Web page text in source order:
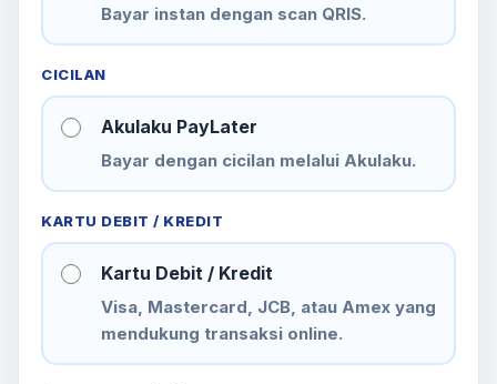
Bayar instan dengan scan QRIS.
CICILAN
Akulaku PayLater
Bayar dengan cicilan melalui Akulaku.
KARTU DEBIT / KREDIT
Kartu Debit / Kredit
Visa, Mastercard, JCB, atau Amex yang
mendukung transaksi online.